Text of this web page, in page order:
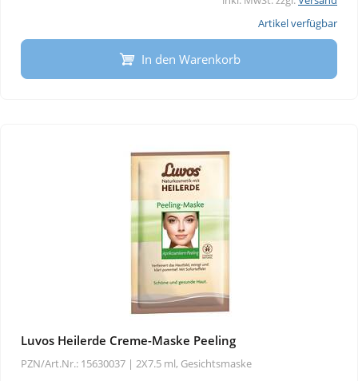
Artikel verfügbar
In den Warenkorb
Luvos Heilerde Creme-Maske Peeling
PZN/Art.Nr.: 15630037 | 2X7.5 ml, Gesichtsmaske